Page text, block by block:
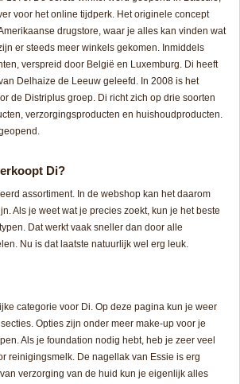
voor het online tijdperk. Het originele concept
drugstore, waar je alles kan vinden wat
er steeds meer winkels gekomen. Inmiddels
verspreid door België en Luxemburg. Di heeft
Delhaize de Leeuw geleefd. In 2008 is het
de Distriplus groep. Di richt zich op drie soorten
verzorgingsproducten en huishoudproducten.
Di?
assortiment. In de webshop kan het daarom
Als je weet wat je precies zoekt, kun je het beste
Dat werkt vaak sneller dan door alle
Nu is dat laatste natuurlijk wel erg leuk.
categorie voor Di. Op deze pagina kun je weer
Opties zijn onder meer make-up voor je
Als je foundation nodig hebt, heb je zeer veel
reinigingsmelk. De nagellak van Essie is erg
verzorging van de huid kun je eigenlijk alles